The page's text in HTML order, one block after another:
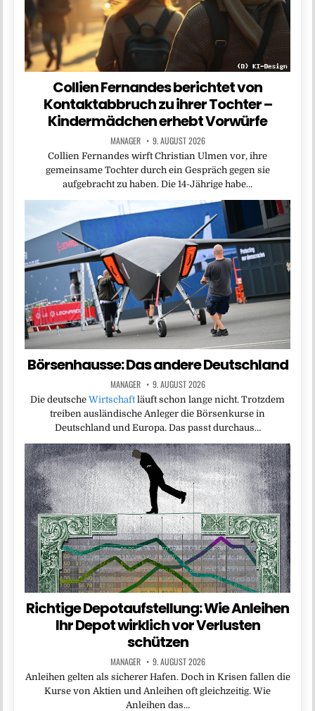
Collien Fernandes berichtet von
Kontaktabbruch zu ihrer Tochter –
Kindermädchen erhebt Vorwürfe
MANAGER 9. AUGUST 2026
Collien Fernandes wirft Christian Ulmen vor, ihre
gemeinsame Tochter durch ein Gespräch gegen sie
aufgebracht zu haben. Die 14-Jährige habe…
Börsenhausse: Das andere Deutschland
MANAGER 9. AUGUST 2026
Die deutsche Wirtschaftläuft schon lange nicht. Trotzdem
treiben ausländische Anleger die Börsenkurse in
Deutschland und Europa. Das passt durchaus…
Richtige Depotaufstellung: Wie Anleihen
Ihr Depot wirklich vor Verlusten
schützen
MANAGER 9. AUGUST 2026
Anleihen gelten als sicherer Hafen. Doch in Krisen fallen die
Kurse von Aktien und Anleihen oft gleichzeitig. Wie
Anleihen das…